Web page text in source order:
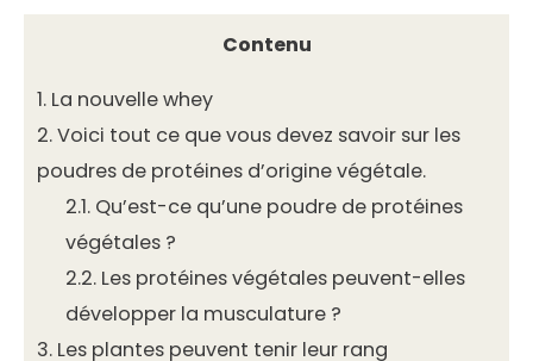
Contenu
1. La nouvelle whey
2.Voici tout ce que vous devez savoir sur les
poudres de protéines d’origine végétale.
2.1. Qu’est-ce qu’une poudre de protéines
végétales ?
2.2. Les protéines végétales peuvent-elles
développer la musculature ?
3. Les plantes peuvent tenir leur rang